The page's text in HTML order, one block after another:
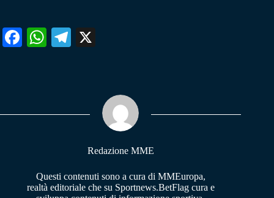
Fa W
pp
Te
m
Redazione MME
Questi contenuti sono a cura di MMEuropa,
realtà editoriale che su Sportnews.BetFlag cura e